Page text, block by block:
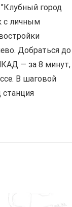
"Клубный город
с личным
Добраться до
— за 8 минут,
В шаговой
станция